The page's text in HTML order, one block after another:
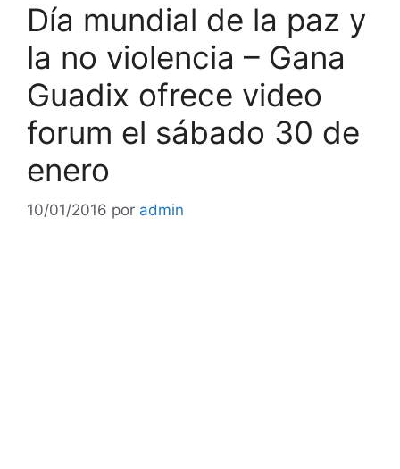
Día mundial de la paz y
la no violencia – Gana
Guadix ofrece video
forum el sábado 30 de
enero
10/01/2016 por admin